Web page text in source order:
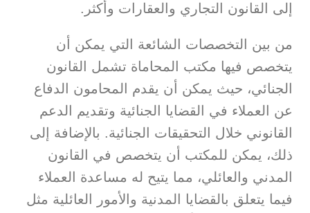
إلى القانون التجاري والعقارات وأكثر.
من بين التخصصات الشائعة التي يمكن أن
يتخصص فيها مكتب المحاماة تشمل القانون
الجنائي، حيث يمكن أن يقدم المحامون الدفاع
عن العملاء في القضايا الجنائية وتقديم الدعم
القانوني خلال التحقيقات الجنائية. بالإضافة إلى
ذلك، يمكن للمكتب أن يتخصص في القانون
المدني والعائلي، مما يتيح له مساعدة العملاء
فيما يتعلق بالقضايا المدنية والأمور العائلية مثل